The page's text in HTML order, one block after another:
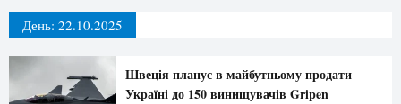
День: 22.10.2025
Швеція планує в майбутньому продати
Україні до 150 винищувачів Gripen